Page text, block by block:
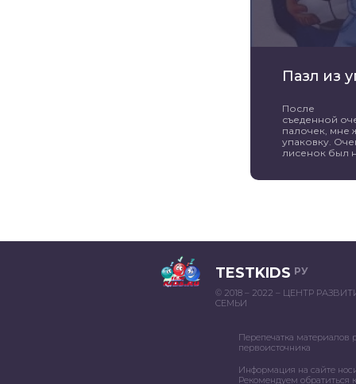
Пазл из
После
съеденной
палочек, мне
упаковку.
лисенок был
TESTKIDS РУ
© 2018 – 2022 – ЦЕНТР
СЕМЬИ
Перепечатка материалов
первоисточника
Информация на сайте
Рекомендуем обратиться